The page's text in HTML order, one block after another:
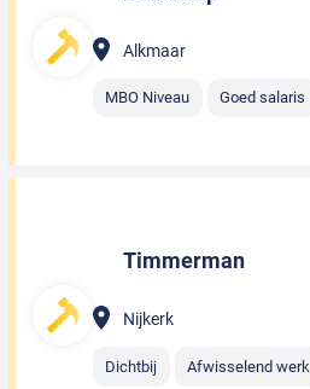
Alkmaar
MBO Niveau Goed salaris
Timmerman
Nijkerk
Dichtbij Afwisselend werk